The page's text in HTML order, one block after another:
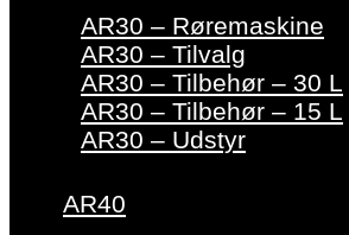
AR30 – Røremaskine
AR30 – Tilvalg
AR30 – Tilbehør – 30 L
AR30 – Tilbehør – 15 L
AR30 – Udstyr
AR40